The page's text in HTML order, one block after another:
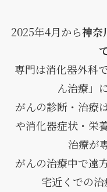
2025年4月から神奈
専門は消化器外科
ん治療」
がんの診断・治療
や消化器症状・栄
治療が
がんの治療中で遠
宅近くでの治